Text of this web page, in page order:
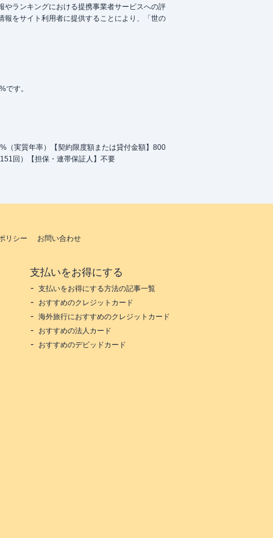
ランキングにおける提携事業者サービスへの評
をサイト利用者に提供することにより、「世の
です。
（実質年率）【契約限度額または貸付金額】800
回）【担保・連帯保証人】不要
リシー お問い合わせ
支払いをお得にする
支払いをお得にする方法の記事一覧
おすすめのクレジットカード
海外旅行におすすめのクレジットカード
おすすめの法人カード
おすすめのデビッドカード